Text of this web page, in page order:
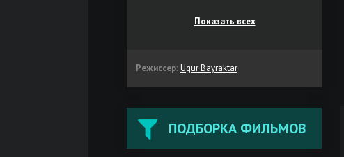
Показать всех
Режиссер:Ugur Bayraktar
ПОДБОРКА ФИЛЬМОВ